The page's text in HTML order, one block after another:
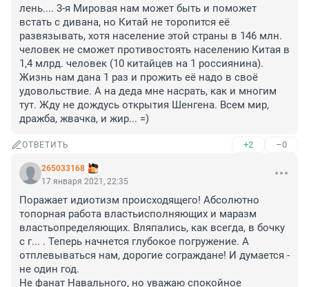
лень.... 3-я Мировая нам может быть и поможет
встать с дивана, но Китай не торопится её
развязывать, хотя население этой страны в 146 млн.
человек не сможет противостоять населению Китая в
1,4 млрд. человек (10 китайцев на 1 россиянина).
Жизнь нам дана 1 раз и прожить её надо в своё
удовольствие. А на деда мне насрать, как и многим
тут. Жду не дождусь открытия Шенгена. Всем мир,
дражба, жвачка, и жир... =)
ОТВЕТИТЬ +2 –0
265033168
17 января 2021, 22:35
Поражает идиотизм происходящего! Абсолютно
топорная работа властьисполняющих и маразм
властьопределяющих. Вляпались, как всегда, в бочку
с г... . Теперь начнется глубокое погружение. А
отплевываться нам, дорогие сограждане! И думается -
не один год.
Не фанат Навального, но уважаю спокойное